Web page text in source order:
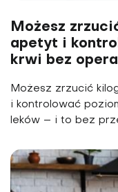
Możesz
apetyt i
krwi bez
Możesz zrzucić
i kontrolować
leków – i to bez